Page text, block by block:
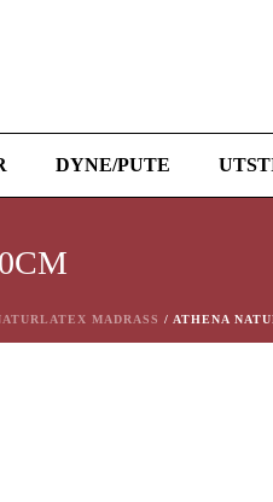
DYNE/PUTE
MADRASS / ATHENA